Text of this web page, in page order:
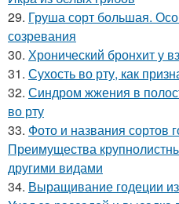
29. Груша сорт большая.
созревания
30. Хронический бронхит у
31. Сухость во рту, как
32. Синдром жжения в
во рту
33. Фото и названия сортов
Преимущества
другими видами
34. Выращивание годеции